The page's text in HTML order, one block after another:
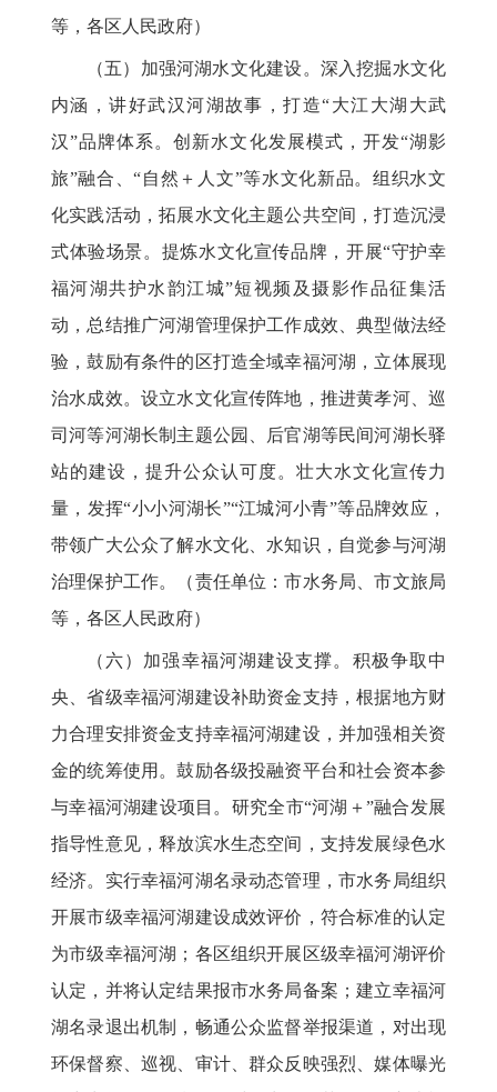
等，各区人民政府）
（五）加强河湖水文化建设。深入挖掘水文化
内涵，讲好武汉河湖故事，打造“大江大湖大武
汉”品牌体系。创新水文化发展模式，开发“湖影
旅”融合、“自然＋人文”等水文化新品。组织水文
化实践活动，拓展水文化主题公共空间，打造沉浸
式体验场景。提炼水文化宣传品牌，开展“守护幸
福河湖共护水韵江城”短视频及摄影作品征集活
动，总结推广河湖管理保护工作成效、典型做法经
验，鼓励有条件的区打造全域幸福河湖，立体展现
治水成效。设立水文化宣传阵地，推进黄孝河、巡
司河等河湖长制主题公园、后官湖等民间河湖长驿
站的建设，提升公众认可度。壮大水文化宣传力
量，发挥“小小河湖长”“江城河小青”等品牌效应，
带领广大公众了解水文化、水知识，自觉参与河湖
治理保护工作。（责任单位：市水务局、市文旅局
等，各区人民政府）
（六）加强幸福河湖建设支撑。积极争取中
央、省级幸福河湖建设补助资金支持，根据地方财
力合理安排资金支持幸福河湖建设，并加强相关资
金的统筹使用。鼓励各级投融资平台和社会资本参
与幸福河湖建设项目。研究全市“河湖＋”融合发展
指导性意见，释放滨水生态空间，支持发展绿色水
经济。实行幸福河湖名录动态管理，市水务局组织
开展市级幸福河湖建设成效评价，符合标准的认定
为市级幸福河湖；各区组织开展区级幸福河湖评价
认定，并将认定结果报市水务局备案；建立幸福河
湖名录退出机制，畅通公众监督举报渠道，对出现
环保督察、巡视、审计、群众反映强烈、媒体曝光